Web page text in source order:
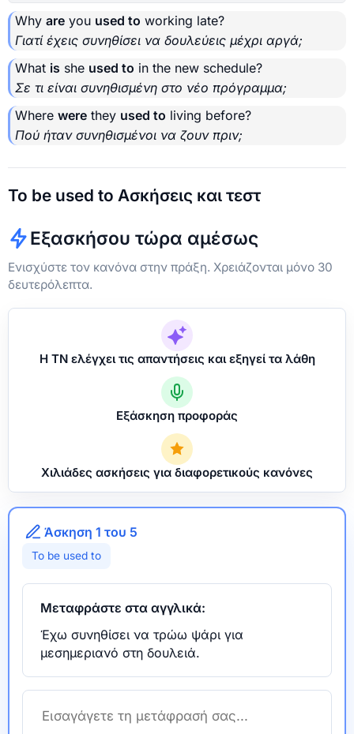
Why are you used to working late?
Γιατί έχεις συνηθίσει να δουλεύεις μέχρι αργά;
What is she used to in the new schedule?
Σε τι είναι συνηθισμένη στο νέο πρόγραμμα;
Where were they used to living before?
Πού ήταν συνηθισμένοι να ζουν πριν;
To be used to Ασκήσεις και τεστ
Εξασκήσου τώρα αμέσως
Ενισχύστε τον κανόνα στην πράξη. Χρειάζονται μόνο 30
δευτερόλεπτα.
Η ΤΝ ελέγχει τις απαντήσεις και εξηγεί τα λάθη
Εξάσκηση προφοράς
Χιλιάδες ασκήσεις για διαφορετικούς κανόνες
Άσκηση 1 του 5
To be used to
Μεταφράστε στα αγγλικά:
Έχω συνηθίσει να τρώω ψάρι για
μεσημεριανό στη δουλειά.